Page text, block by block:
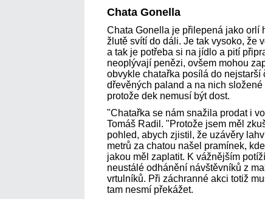
Chata Gonella
Chata Gonella je přilepená jako orlí
žlutě svítí do dáli. Je tak vysoko, že
a tak je potřeba si na jídlo a pití
neoplývají penězi, ovšem mohou
obvykle chatařka posílá do nejstarší
dřevěných paland a na nich
protože dek nemusí být dost.
"Chatařka se nám snažila prodat i
Tomáš Radil. "Protože jsem měl
pohled, abych zjistil, že uzávěry
metrů za chatou našel pramínek,
jakou měl zaplatit. K vážnějším
neustálé odhánění návštěvníků z
vrtulníků. Při záchranné akci totiž
tam nesmí překážet.